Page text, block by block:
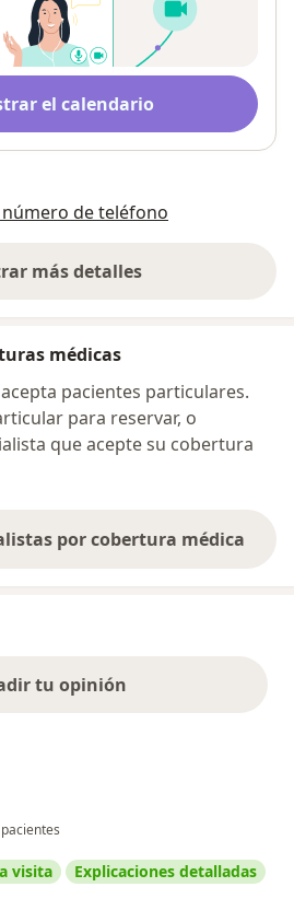
el calendario
de teléfono
más detalles
sobre la dirección
médicas
pacientes particulares.
para reservar, o
que acepte su cobertura
por cobertura médica
tu opinión
visita
Explicaciones detalladas